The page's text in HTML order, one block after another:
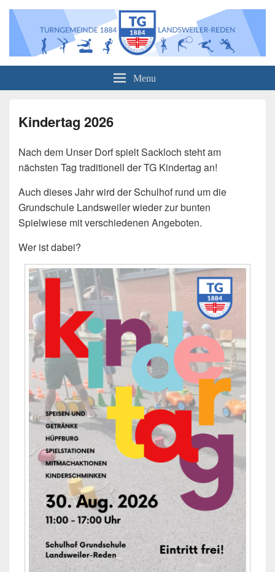
Turngemeinde 1884 Landsweiler-
Reden e.V.
Menu
Kindertag 2026
Nach dem Unser Dorf spielt Sackloch steht am
nächsten Tag traditionell der TG Kindertag an!
Auch dieses Jahr wird der Schulhof rund um die
Grundschule Landsweiler wieder zur bunten
Spielwiese mit verschiedenen Angeboten.
Wer ist dabei?